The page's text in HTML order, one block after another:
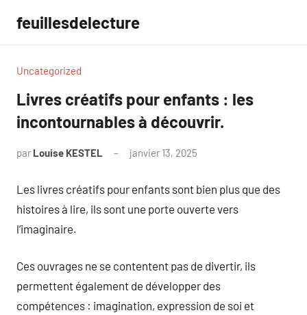
contenu
feuillesdelecture
Uncategorized
Livres créatifs pour enfants : les
incontournables à découvrir.
par Louise KESTEL janvier 13, 2025
Les livres créatifs pour enfants sont bien plus que des
histoires à lire, ils sont une porte ouverte vers
l’imaginaire.
Ces ouvrages ne se contentent pas de divertir, ils
permettent également de développer des
compétences : imagination, expression de soi et